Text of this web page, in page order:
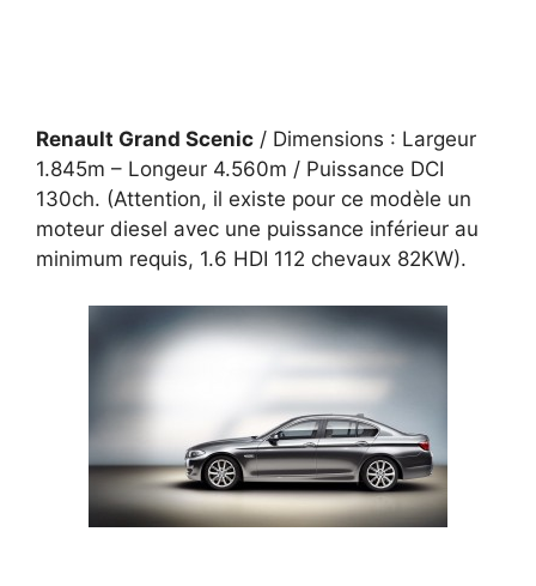
Renault Grand Scenic / Dimensions : Largeur
1.845m – Longeur 4.560m / Puissance DCI
130ch. (Attention, il existe pour ce modèle un
moteur diesel avec une puissance inférieur au
minimum requis, 1.6 HDI 112 chevaux 82KW).